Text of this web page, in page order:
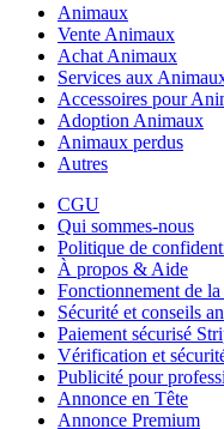
Animaux
Vente Animaux
Achat Animaux
Services aux
Accessoires pour
Adoption Animaux
Animaux perdus
Autres
CGU
Qui sommes-nous
Politique de
À propos & Aide
Fonctionnement de
Sécurité et conseils
Paiement sécurisé
Vérification et
Publicité pour
Annonce en Tête
Annonce Premium